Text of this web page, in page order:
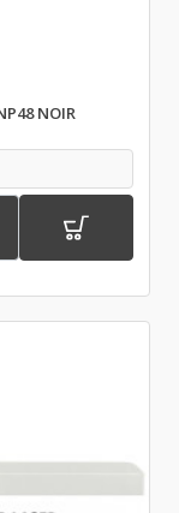
TONER COMPATIBLE KONICA MINOLTA TNP48 NOIR